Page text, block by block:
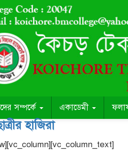
সম্পর্কে একাডেমী
হাজিরা